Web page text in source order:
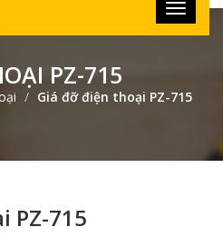
PZ-715
Giá đỡ điện thoại PZ-715
PZ-715